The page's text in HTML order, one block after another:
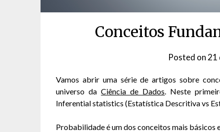
Conceitos
Posted on 21
Vamos abrir uma série de artigos sobre
universo daCiência de Dados . Neste
Inferential statistics (Estatística Descritiva vs
Probabilidade é um dos conceitos mais básicos